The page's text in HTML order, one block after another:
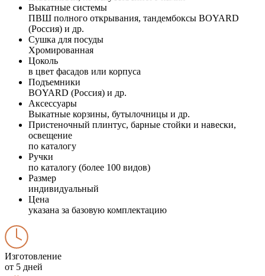
Выкатные системы
ПВШ полного открывания, тандембоксы BOYARD
(Россия) и др.
Сушка для посуды
Хромированная
Цоколь
в цвет фасадов или корпуса
Подъемники
BOYARD (Россия) и др.
Аксессуары
Выкатные корзины, бутылочницы и др.
Пристеночный плинтус, барные стойки и навески,
освещение
по каталогу
Ручки
по каталогу (более 100 видов)
Размер
индивидуальный
Цена
указана за базовую комплектацию
Изготовление
от 5 дней